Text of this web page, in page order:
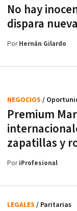
No hay
dispara
PorHernán Gilardo
Premium
zapatillas y
NEGOCIOS /
PoriProfesional
LEGALES / Paritarias